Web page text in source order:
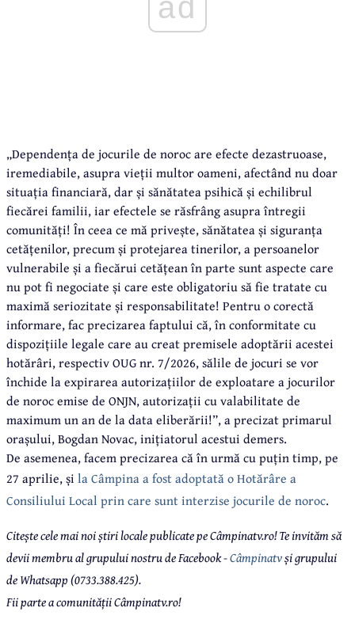
ad
„Dependența de jocurile de noroc are efecte dezastruoase,
iremediabile, asupra vieții multor oameni, afectând nu doar
situația financiară, dar și sănătatea psihică și echilibrul
fiecărei familii, iar efectele se răsfrâng asupra întregii
comunități! În ceea ce mă privește, sănătatea și siguranța
cetățenilor, precum și protejarea tinerilor, a persoanelor
vulnerabile și a fiecărui cetățean în parte sunt aspecte care
nu pot fi negociate și care este obligatoriu să fie tratate cu
maximă seriozitate și responsabilitate! Pentru o corectă
informare, fac precizarea faptului că, în conformitate cu
dispozițiile legale care au creat premisele adoptării acestei
hotărâri, respectiv OUG nr. 7/2026, sălile de jocuri se vor
închide la expirarea autorizațiilor de exploatare a jocurilor
de noroc emise de ONJN, autorizații cu valabilitate de
maximum un an de la data eliberării!”, a precizat primarul
orașului, Bogdan Novac, inițiatorul acestui demers.
De asemenea, facem precizarea că în urmă cu puțin timp, pe
27 aprilie, și la Câmpina a fost adoptată o Hotărâre a
Consiliului Local prin care sunt interzise jocurile de noroc.
Citește cele mai noi știri locale publicate pe Câmpinatv.ro! Te invităm să
devii membru al grupului nostru de Facebook -Câmpinatvși grupului
de Whatsapp (0733.388.425).
Fii parte a comunității Câmpinatv.ro!